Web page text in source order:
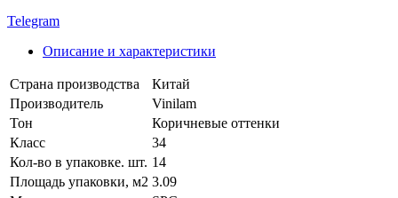
Telegram
Описание и характеристики
Страна производства
Китай
Производитель
Vinilam
Тон
Коричневые оттенки
Класс
34
Кол-во в упаковке. шт. 14
Площадь упаковки, м2 3.09